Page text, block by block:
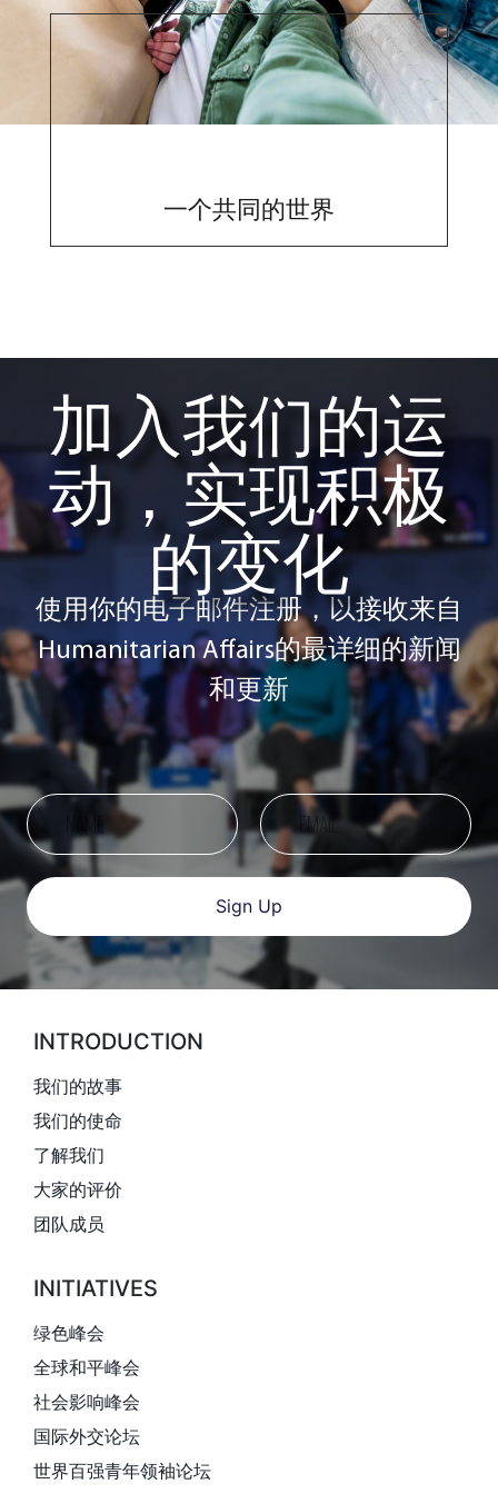
一个共同的世界
加入我们的运
动，实现积极
的变化
使用你的电子邮件注册，以接收来自
Humanitarian Affairs的最详细的新闻
和更新
Sign Up
INTRODUCTION
我们的故事
我们的使命
了解我们
大家的评价
团队成员
INITIATIVES
绿色峰会
全球和平峰会
社会影响峰会
国际外交论坛
世界百强青年领袖论坛